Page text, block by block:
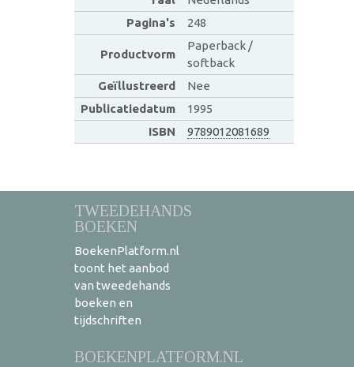
Pagina's
248
Productvorm
Paperback /
softback
Geïllustreerd
Nee
Publicatiedatum
1995
ISBN
9789012081689
TWEEDEHANDS
BOEKEN
BoekenPlatform.nl
toont het aanbod
van tweedehands
boeken en
tijdschriften
BOEKENPLATFORM.NL